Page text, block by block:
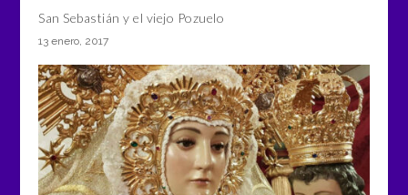
San Sebastián y el viejo Pozuelo
13 enero, 2017